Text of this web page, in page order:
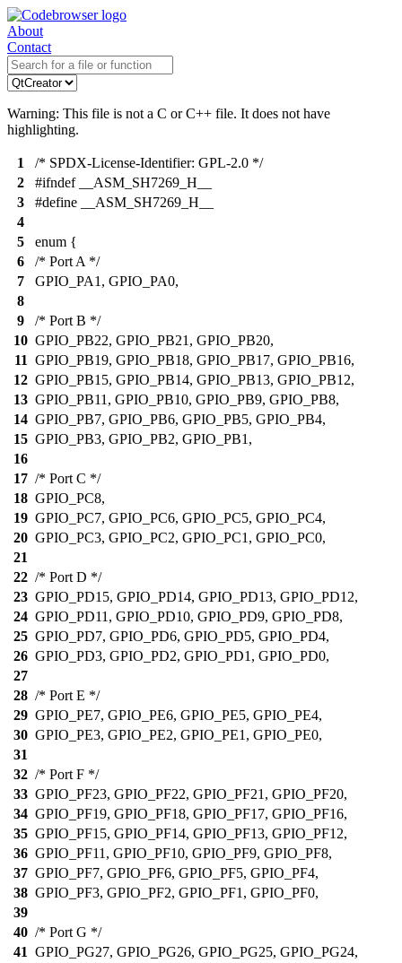
About
Contact
Warning: This file is not a C or C++ file. It does not have
highlighting.
1
/* SPDX-License-Identifier: GPL-2.0 */
2
#ifndef __ASM_SH7269_H__
3
#define __ASM_SH7269_H__
4
5
enum {
6
/* Port A */
7
GPIO_PA1, GPIO_PA0,
8
9
/* Port B */
10 GPIO_PB22, GPIO_PB21, GPIO_PB20,
11 GPIO_PB19, GPIO_PB18, GPIO_PB17, GPIO_PB16,
12 GPIO_PB15, GPIO_PB14, GPIO_PB13, GPIO_PB12,
13 GPIO_PB11, GPIO_PB10, GPIO_PB9, GPIO_PB8,
14 GPIO_PB7, GPIO_PB6, GPIO_PB5, GPIO_PB4,
15 GPIO_PB3, GPIO_PB2, GPIO_PB1,
16
17 /* Port C */
18 GPIO_PC8,
19 GPIO_PC7, GPIO_PC6, GPIO_PC5, GPIO_PC4,
20 GPIO_PC3, GPIO_PC2, GPIO_PC1, GPIO_PC0,
21
22 /* Port D */
23 GPIO_PD15, GPIO_PD14, GPIO_PD13, GPIO_PD12,
24 GPIO_PD11, GPIO_PD10, GPIO_PD9, GPIO_PD8,
25 GPIO_PD7, GPIO_PD6, GPIO_PD5, GPIO_PD4,
26 GPIO_PD3, GPIO_PD2, GPIO_PD1, GPIO_PD0,
27
28 /* Port E */
29 GPIO_PE7, GPIO_PE6, GPIO_PE5, GPIO_PE4,
30 GPIO_PE3, GPIO_PE2, GPIO_PE1, GPIO_PE0,
31
32 /* Port F */
33 GPIO_PF23, GPIO_PF22, GPIO_PF21, GPIO_PF20,
34 GPIO_PF19, GPIO_PF18, GPIO_PF17, GPIO_PF16,
35 GPIO_PF15, GPIO_PF14, GPIO_PF13, GPIO_PF12,
36 GPIO_PF11, GPIO_PF10, GPIO_PF9, GPIO_PF8,
37 GPIO_PF7, GPIO_PF6, GPIO_PF5, GPIO_PF4,
38 GPIO_PF3, GPIO_PF2, GPIO_PF1, GPIO_PF0,
39
40 /* Port G */
41 GPIO_PG27, GPIO_PG26, GPIO_PG25, GPIO_PG24,